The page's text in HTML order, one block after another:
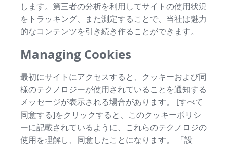
します。第三者の分析を利用してサイトの使用状況
をトラッキング、また測定することで、当社は魅力
的なコンテンツを引き続き作ることができます。
Managing Cookies
最初にサイトにアクセスすると、クッキーおよび同
様のテクノロジーが使用されていることを通知する
メッセージが表示される場合があります。 [すべて
同意する]をクリックすると、このクッキーポリシ
ーに記載されているように、これらのテクノロジの
使用を理解し、同意したことになります。 「設